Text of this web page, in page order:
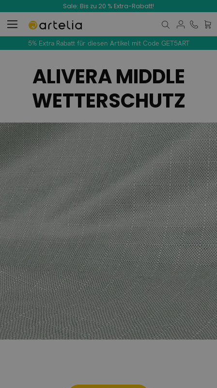
Sale: Bis zu 20 % Extra-Rabatt!
Mein
5% Extra Rabatt für diesen Artikel mit Code GET5ART
ALIVERA MIDDLE
WETTERSCHUTZ